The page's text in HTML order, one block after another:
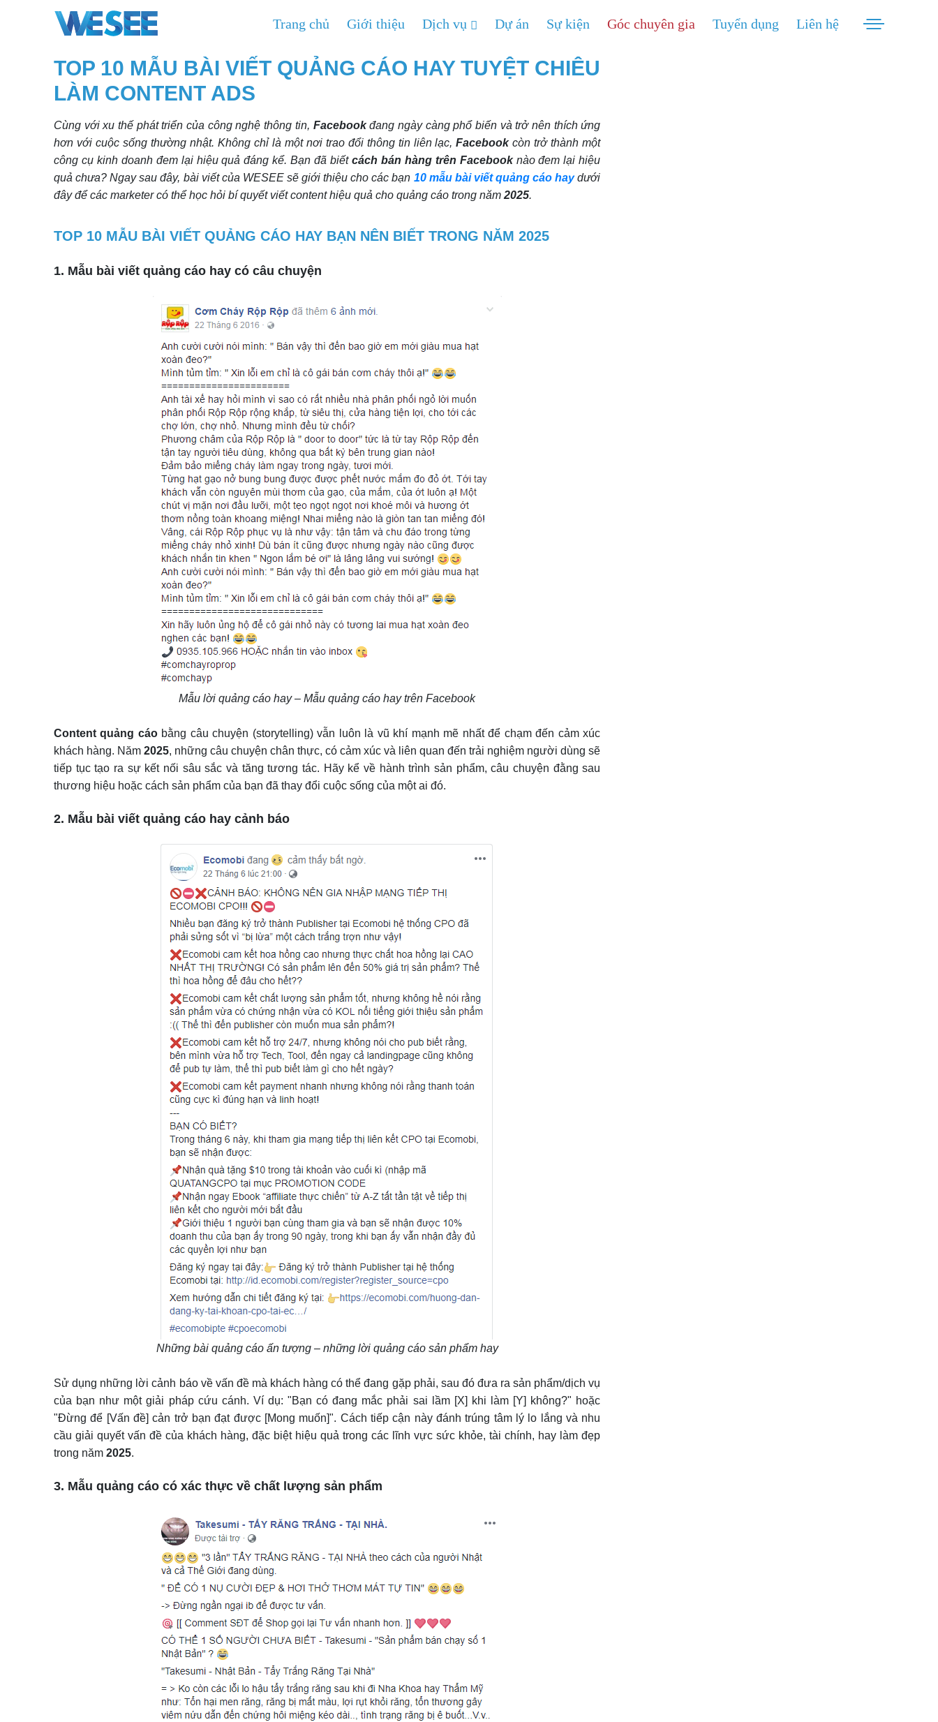
Trang chủ Giới thiệu Dịch vụ Dự án Sự kiện Góc chuyên gia Tuyển dụng Liên hệ
TOP 10 MẪU BÀI VIẾT QUẢNG CÁO HAY TUYỆT CHIÊU
LÀM CONTENT ADS
Cùng với xu thế phát triển của công nghệ thông tin, Facebookđang ngày càng phổ biến và trở nên thích ứng
hơn với cuộc sống thường nhật. Không chỉ là một nơi trao đổi thông tin liên lạc,Facebookcòn trở thành một
công cụ kinh doanh đem lại hiệu quả đáng kể. Bạn đã biết cách bán hàng trên Facebooknào đem lại hiệu
quả chưa? Ngay sau đây, bài viết của WESEE sẽ giới thiệu cho các bạn 10 mẫu bài viết quảng cáo haydưới
đây để các marketer có thể học hỏi bí quyết viết content hiệu quả cho quảng cáo trong năm 2025.
TOP 10 MẪU BÀI VIẾT QUẢNG CÁO HAY BẠN NÊN BIẾT TRONG NĂM 2025
1. Mẫu bài viết quảng cáo hay có câu chuyện
Mẫu lời quảng cáo hay – Mẫu quảng cáo hay trên Facebook
Content quảng cáobằng câu chuyện (storytelling) vẫn luôn là vũ khí mạnh mẽ nhất để chạm đến cảm xúc
khách hàng. Năm2025, những câu chuyện chân thực, có cảm xúc và liên quan đến trải nghiệm người dùng sẽ
tiếp tục tạo ra sự kết nối sâu sắc và tăng tương tác. Hãy kể về hành trình sản phẩm, câu chuyện đằng sau
thương hiệu hoặc cách sản phẩm của bạn đã thay đổi cuộc sống của một ai đó.
2. Mẫu bài viết quảng cáo hay cảnh báo
Những bài quảng cáo ấn tượng – những lời quảng cáo sản phẩm hay
Sử dụng những lời cảnh báo về vấn đề mà khách hàng có thể đang gặp phải, sau đó đưa ra sản phẩm/dịch vụ
của bạn như một giải pháp cứu cánh. Ví dụ: "Bạn có đang mắc phải sai lầm [X] khi làm [Y] không?" hoặc
"Đừng để [Vấn đề] cản trở bạn đạt được [Mong muốn]". Cách tiếp cận này đánh trúng tâm lý lo lắng và nhu
cầu giải quyết vấn đề của khách hàng, đặc biệt hiệu quả trong các lĩnh vực sức khỏe, tài chính, hay làm đẹp
trong năm 2025.
3. Mẫu quảng cáo có xác thực về chất lượng sản phẩm